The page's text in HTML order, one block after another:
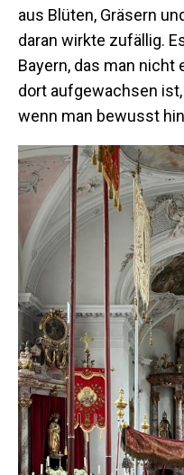
aus Blüten, Gräsern
daran wirkte zufällig.
Bayern, das man nicht
dort aufgewachsen
wenn man bewusst